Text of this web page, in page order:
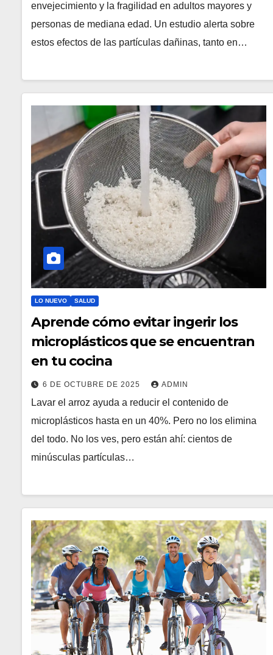
envejecimiento y la fragilidad en adultos mayores y
personas de mediana edad. Un estudio alerta sobre
estos efectos de las partículas dañinas, tanto en…
LO NUEVO SALUD
Aprende cómo evitar ingerir los
microplásticos que se encuentran
en tu cocina
6 DE OCTUBRE DE 2025 ADMIN
Lavar el arroz ayuda a reducir el contenido de
microplásticos hasta en un 40%. Pero no los elimina
del todo. No los ves, pero están ahí: cientos de
minúsculas partículas…